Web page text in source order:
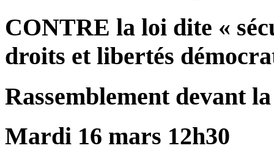
CONTRE la loi dite «
droits et libertés
Rassemblement devant
Mardi 16 mars 12h30